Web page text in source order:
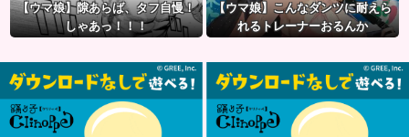
【ウマ娘】隙あらば、タフ自慢！
しゃあっ！！！
【ウマ娘】こんなダンツに耐えら
れるトレーナーおるんか